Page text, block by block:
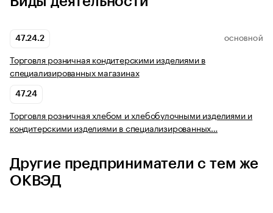
47.24.2 ОСНОВНОЙ
Торговля розничная кондитерскими изделиями в
специализированных магазинах
47.24
Торговля розничная хлебом и хлебобулочными изделиями и
кондитерскими изделиями в специализированных…
Другие предприниматели с тем же
ОКВЭД